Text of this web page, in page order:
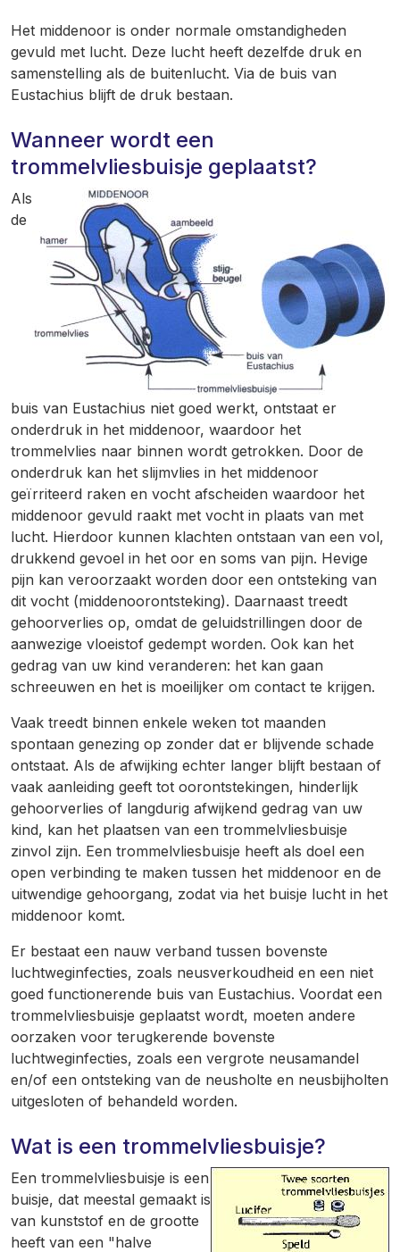
Het middenoor is onder normale omstandigheden
gevuld met lucht. Deze lucht heeft dezelfde druk en
samenstelling als de buitenlucht. Via de buis van
Eustachius blijft de druk bestaan.
Wanneer wordt een
trommelvliesbuisje geplaatst?
Als
de
buis van Eustachius niet goed werkt, ontstaat er
onderdruk in het middenoor, waardoor het
trommelvlies naar binnen wordt getrokken. Door de
onderdruk kan het slijmvlies in het middenoor
geïrriteerd raken en vocht afscheiden waardoor het
middenoor gevuld raakt met vocht in plaats van met
lucht. Hierdoor kunnen klachten ontstaan van een vol,
drukkend gevoel in het oor en soms van pijn. Hevige
pijn kan veroorzaakt worden door een ontsteking van
dit vocht (middenoorontsteking). Daarnaast treedt
gehoorverlies op, omdat de geluidstrillingen door de
aanwezige vloeistof gedempt worden. Ook kan het
gedrag van uw kind veranderen: het kan gaan
schreeuwen en het is moeilijker om contact te krijgen.
Vaak treedt binnen enkele weken tot maanden
spontaan genezing op zonder dat er blijvende schade
ontstaat. Als de afwijking echter langer blijft bestaan of
vaak aanleiding geeft tot oorontstekingen, hinderlijk
gehoorverlies of langdurig afwijkend gedrag van uw
kind, kan het plaatsen van een trommelvliesbuisje
zinvol zijn. Een trommelvliesbuisje heeft als doel een
open verbinding te maken tussen het middenoor en de
uitwendige gehoorgang, zodat via het buisje lucht in het
middenoor komt.
Er bestaat een nauw verband tussen bovenste
luchtweginfecties, zoals neusverkoudheid en een niet
goed functionerende buis van Eustachius. Voordat een
trommelvliesbuisje geplaatst wordt, moeten andere
oorzaken voor terugkerende bovenste
luchtweginfecties, zoals een vergrote neusamandel
en/of een ontsteking van de neusholte en neusbijholten
uitgesloten of behandeld worden.
Wat is een trommelvliesbuisje?
Een trommelvliesbuisje is een
buisje, dat meestal gemaakt is
van kunststof en de grootte
heeft van een "halve